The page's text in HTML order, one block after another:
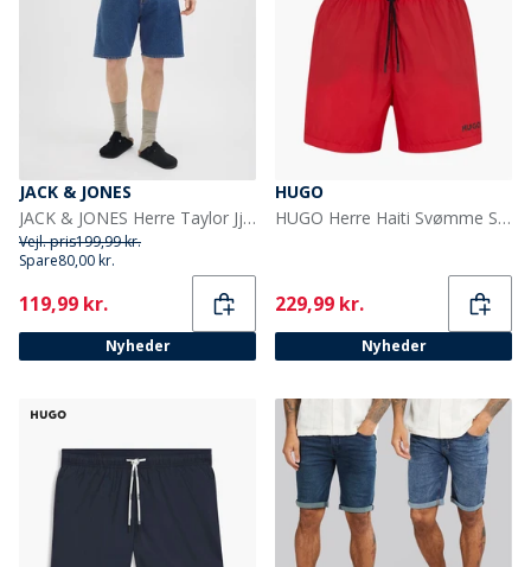
JACK & JONES
JACK & JONES Herre Taylor Jjcraft AKM 635 Shorts Blue Denim
Vejl. pris199,99 kr.
Spare80,00 kr.
Current
119,99 kr.
Nyheder
HUGO
HUGO Herre Haiti Svømme Shorts Rød
Current
229,99 kr.
Nyheder